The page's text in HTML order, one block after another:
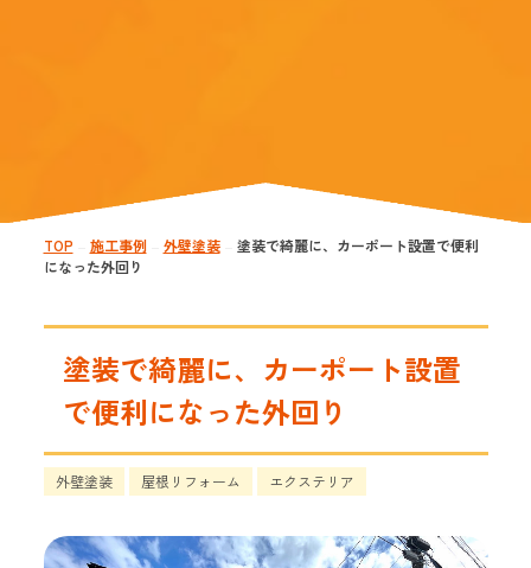
TOP 施工事例 外壁塗装
塗装で綺麗に、カーポート設置で便利
になった外回り
塗装で綺麗に、カーポート設置
で便利になった外回り
外壁塗装 屋根リフォーム エクステリア